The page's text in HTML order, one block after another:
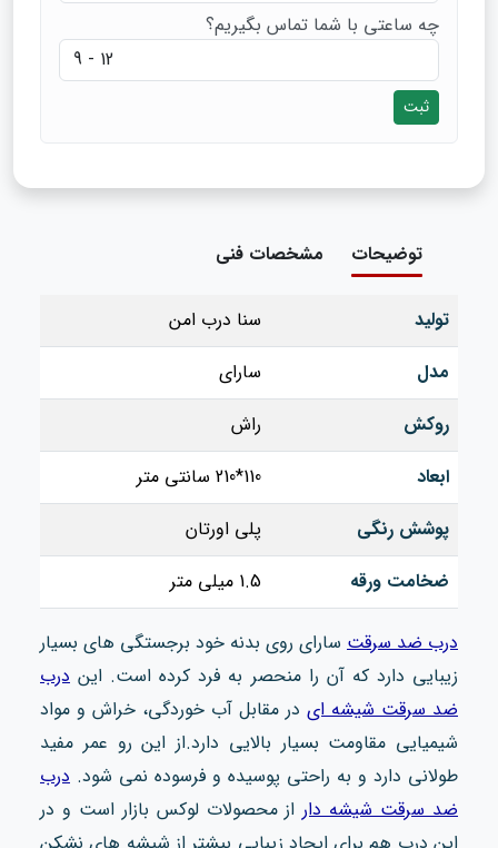
چه ساعتی با شما تماس بگیریم؟
ثبت
توضیحات مشخصات فنی
تولید
سنا درب امن
مدل
سارای
روکش
راش
ابعاد
110*210 سانتی متر
پوشش رنگی
پلی اورتان
ضخامت ورقه
1.5 میلی متر
درب ضد سرقت سارای روی بدنه خود برجستگی‌ های بسیار
زیبایی دارد که آن را منحصر به فرد کرده است. این درب
ضد سرقت شیشه ای در مقابل آب خوردگی، خراش و مواد
شیمیایی مقاومت بسیار بالایی دارد.از این رو عمر مفید
طولانی دارد و به راحتی پوسیده و فرسوده نمی‌ شود. درب
ضد سرقت شیشه داراز محصولات لوکس بازار است و در